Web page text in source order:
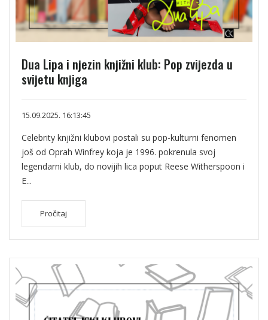
Dua Lipa i njezin knjižni klub: Pop zvijezda u
svijetu knjiga
15.09.2025. 16:13:45
Celebrity knjižni klubovi postali su pop-kulturni fenomen
još od Oprah Winfrey koja je 1996. pokrenula svoj
legendarni klub, do novijih lica poput Reese Witherspoon i
E...
Pročitaj